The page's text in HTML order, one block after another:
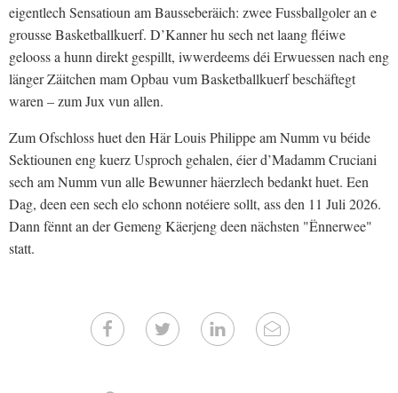
eigentlech Sensatioun am Bausseberäich: zwee Fussballgoler an e
grousse Basketballkuerf. D’Kanner hu sech net laang fléiwe
gelooss a hunn direkt gespillt, iwwerdeems déi Erwuessen nach eng
länger Zäitchen mam Opbau vum Basketballkuerf beschäftegt
waren – zum Jux vun allen.
Zum Ofschloss huet den Här Louis Philippe am Numm vu béide
Sektiounen eng kuerz Usproch gehalen, éier d’Madamm Cruciani
sech am Numm vun alle Bewunner häerzlech bedankt huet. Een
Dag, deen een sech elo schonn notéiere sollt, ass den 11 Juli 2026.
Dann fënnt an der Gemeng Käerjeng deen nächsten "Ënnerwee"
statt.